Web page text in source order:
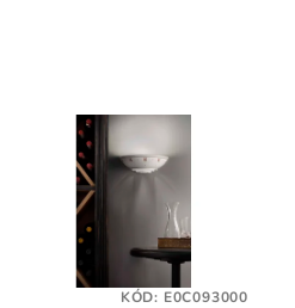
KÓD: E0C093000